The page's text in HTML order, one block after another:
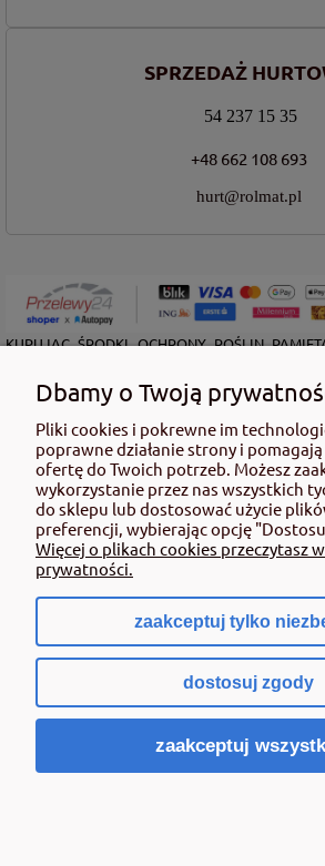
SPRZEDAŻ
54 237 15 35
+48 662 108 693
hurt@rolmat.pl
KUPUJĄC ŚRODKI OCHRONY ROŚLIN
użyciem przeczytaj informacje
dotyczące produktu. Zwróć uwagę na zwroty
oraz przestrzegaj środków bezpieczeństwa
Środki ochrony roślin do użytku
wyłącznie przez osoby pełnoletnie oraz
wymagane od osób nabywających środki
ustawie (art. 28 Ustawy z dn. 8 marca 2013 r. o
Ustw 2020 poz.2097 z pózn. zm.) Niespełnienie
złamaniem regulaminu sklepu.
Sklep internetowy
Dbamy o Twoją
Pliki cookies i pokrewne im
poprawne działanie strony i
ofertę do Twoich potrzeb. Możesz
wykorzystanie przez nas wszystkich
do sklepu lub dostosować użycie
preferencji, wybierając opcję
Więcej o plikach cookies przeczytasz
prywatności.
zaakceptuj tylko
dostosuj zgody
zaakceptuj